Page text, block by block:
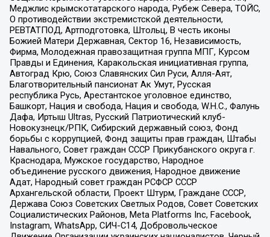
Меджлис крымскотатарского народа, Рубеж Севера, ТОЙС,
О противодействии экстремистской деятельности,
РЕВТАТПОД, Артподготовка, Штольц, В честь иконы
Божией Матери Державная, Сектор 16, Независимость,
Фирма, Молодежная правозащитная группа МПГ, Курсом
Правды и Единения, Каракольская инициативная группа,
Автоград Крю, Союз Славянских Сил Руси, Алля-Аят,
Благотворительный пансионат Ак Умут, Русская
республика Русь, Арестантское уголовное единство,
Башкорт, Нация и свобода, Нация и свобода, W.H.С., Фалунь
Дафа, Иртыш Ultras, Русский Патриотический клуб-
Новокузнецк/РПК, Сибирский державный союз, Фонд
борьбы с коррупцией, Фонд защиты прав граждан, Штабы
Навального, Совет граждан СССР Прикубанского округа г.
Краснодара, Мужское государство, Народное
объединение русского движения, Народное движение
Адат, Народный совет граждан РСФСР СССР
Архангельской области, Проект Штурм, Граждане СССР,
Держава Союз Советских Светлых Родов, Совет Советских
Социалистических Районов, Meta Platforms Inc, Facebook,
Instagram, WhatsApp, СИЧ-С14, Добровольческое